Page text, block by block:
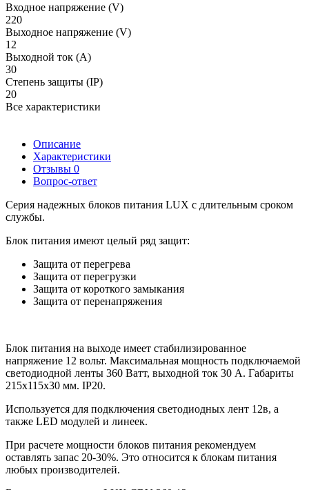
Входное напряжение (V)
220
Выходное напряжение (V)
12
Выходной ток (А)
30
Степень защиты (IP)
20
Все характеристики
Описание
Характеристики
Отзывы 0
Вопрос-ответ
Серия надежных блоков питания LUX с длительным сроком
службы.
Блок питания имеют целый ряд защит:
Защита от перегрева
Защита от перегрузки
Защита от короткого замыкания
Защита от перенапряжения
Блок питания на выходе имеет стабилизированное
напряжение 12 вольт. Максимальная мощность подключаемой
светодиодной ленты 360 Ватт, выходной ток 30 А. Габариты
215х115х30 мм. IP20.
Используется для подключения светодиодных лент 12в, а
также LED модулей и линеек.
При расчете мощности блоков питания рекомендуем
оставлять запас 20-30%. Это относится к блокам питания
любых производителей.